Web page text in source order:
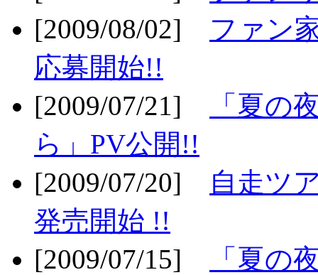
[2009/08/02] ファン
応募開始!!
[2009/07/21]
「夏の
ら」PV公開!!
[2009/07/20]
自走ツ
発売開始 !!
[2009/07/15]
「夏の